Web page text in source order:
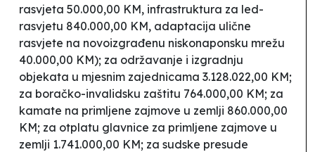
rasvjeta 50.000,00 KM, infrastruktura za led-
rasvjetu 840.000,00 KM, adaptacija ulične
rasvjete na novoizgrađenu niskonaponsku mrežu
40.000,00 KM); za održavanje i izgradnju
objekata u mjesnim zajednicama 3.128.022,00 KM;
za boračko-invalidsku zaštitu 764.000,00 KM; za
kamate na primljene zajmove u zemlji 860.000,00
KM; za otplatu glavnice za primljene zajmove u
zemlji 1.741.000,00 KM; za sudske presude